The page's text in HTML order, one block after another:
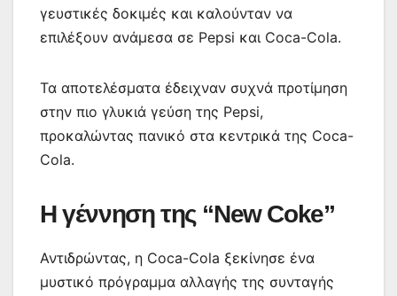
γευστικές δοκιμές και καλούνταν να
επιλέξουν ανάμεσα σε Pepsi και Coca-Cola.
Τα αποτελέσματα έδειχναν συχνά προτίμηση
στην πιο γλυκιά γεύση της Pepsi,
προκαλώντας πανικό στα κεντρικά της Coca-
Cola.
Η γέννηση της “New Coke”
Αντιδρώντας, η Coca-Cola ξεκίνησε ένα
μυστικό πρόγραμμα αλλαγής της συνταγής